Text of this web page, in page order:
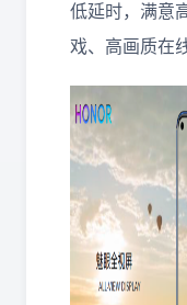
低延时，满意
戏、高画质在